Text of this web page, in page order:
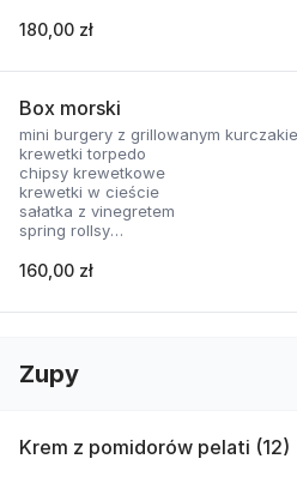
skrzydełka panierowane
180,00 zł
Box morski
mini burgery z grillowanym
krewetki torpedo
chipsy krewetkowe
krewetki w cieście
sałatka z vinegretem
spring rollsy
160,00 zł
Zupy
Krem z pomidorów pelati (12)